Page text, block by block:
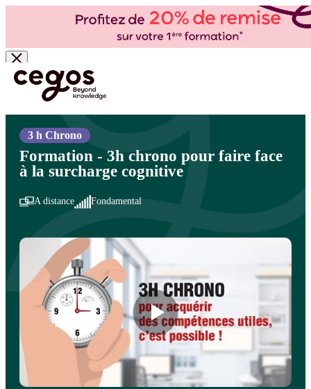
Skip to main content
Vous êtes ici : Accueil >Cegos, organisme de formation à Paris et en régions
Développement personnel
3 h Chrono
Formation - 3h chrono pour faire face
à la surcharge cognitive
A distance Fondamental